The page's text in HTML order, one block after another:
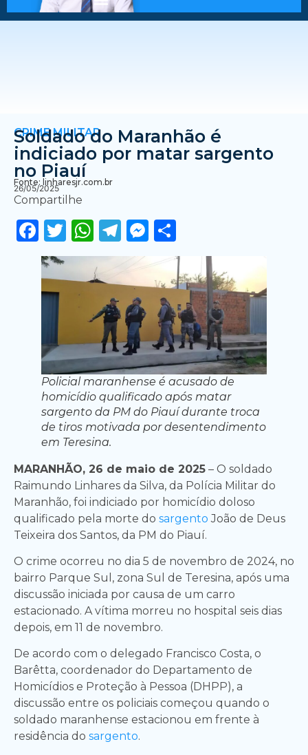
CRIME MILITAR
Soldado do Maranhão é
indiciado por matar sargento
no Piauí
Fonte: linharesjr.com.br
26/05/2025
Compartilhe
Facebook
Twitter
WhatsApp
Telegram
Messenger
Policial maranhense é acusado de
homicídio qualificado após matar
sargento da PM do Piauí durante troca
de tiros motivada por desentendimento
em Teresina.
MARANHÃO, 26 de maio de 2025 – O soldado
Raimundo Linhares da Silva, da Polícia Militar do
Maranhão, foi indiciado por homicídio doloso
qualificado pela morte do sargentoJoão de Deus
Teixeira dos Santos, da PM do Piauí.
O crime ocorreu no dia 5 de novembro de 2024, no
bairro Parque Sul, zona Sul de Teresina, após uma
discussão iniciada por causa de um carro
estacionado. A vítima morreu no hospital seis dias
depois, em 11 de novembro.
De acordo com o delegado Francisco Costa, o
Barêtta, coordenador do Departamento de
Homicídios e Proteção à Pessoa (DHPP), a
discussão entre os policiais começou quando o
soldado maranhense estacionou em frente à
residência do sargento.